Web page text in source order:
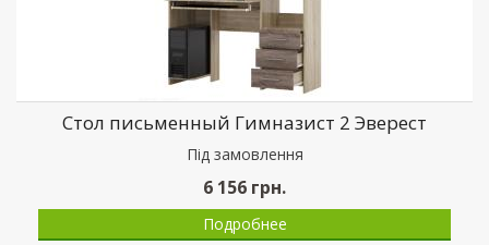
Стол письменный Гимназист 2 Эверест
Пiд замовлення
6 156 грн.
Подробнее